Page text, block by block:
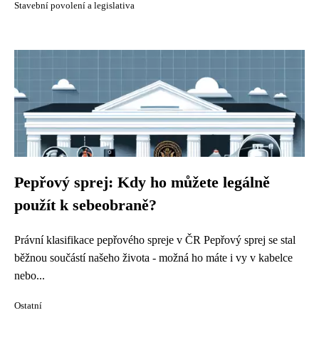
Stavební povolení a legislativa
Pepřový sprej: Kdy ho můžete legálně
použít k sebeobraně?
Právní klasifikace pepřového spreje v ČR Pepřový sprej se stal
běžnou součástí našeho života - možná ho máte i vy v kabelce
nebo...
Ostatní